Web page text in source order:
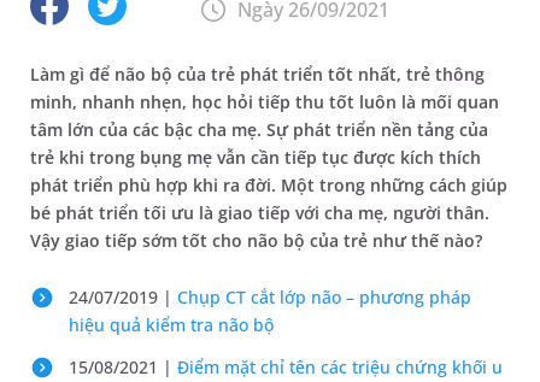
Ngày 26/09/2021
Làm gì để não bộ của trẻ phát triển tốt nhất, trẻ thông
minh, nhanh nhẹn, học hỏi tiếp thu tốt luôn là mối quan
tâm lớn của các bậc cha mẹ. Sự phát triển nền tảng của
trẻ khi trong bụng mẹ vẫn cần tiếp tục được kích thích
phát triển phù hợp khi ra đời. Một trong những cách giúp
bé phát triển tối ưu là giao tiếp với cha mẹ, người thân.
Vậy giao tiếp sớm tốt cho não bộ của trẻ như thế nào?
24/07/2019 | Chụp CT cắt lớp não – phương pháp
hiệu quả kiểm tra não bộ
15/08/2021 | Điểm mặt chỉ tên các triệu chứng khối u